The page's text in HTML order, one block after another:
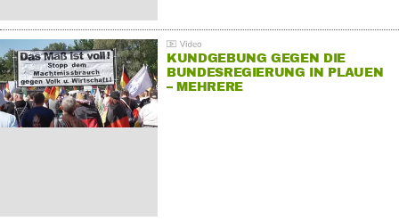
KUNDGEBUNG GEGEN DIE
BUNDESREGIERUNG IN PLAUEN
– MEHRERE